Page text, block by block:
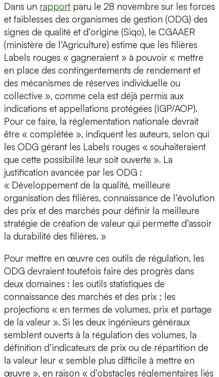
Dans un rapport paru le 28 novembre sur les forces
et faiblesses des organismes de gestion (ODG) des
signes de qualité et d’origine (Siqo), le CGAAER
(ministère de l’Agriculture) estime que les filières
Labels rouges « gagneraient » à pouvoir « mettre
en place des contingentements de rendement et
des mécanismes de réserves individuelle ou
collective », comme cela est déjà permis aux
indications et appellations protégées (IGP/AOP).
Pour ce faire, la réglementation nationale devrait
être « complétée », indiquent les auteurs, selon qui
les ODG gérant les Labels rouges « souhaiteraient
que cette possibilité leur soit ouverte ». La
justification avancée par les ODG :
« Développement de la qualité, meilleure
organisation des filières, connaissance de l’évolution
des prix et des marchés pour définir la meilleure
stratégie de création de valeur qui permette d’assoir
la durabilité des filières. »
Pour mettre en œuvre ces outils de régulation, les
ODG devraient toutefois faire des progrès dans
deux domaines : les outils statistiques de
connaissance des marchés et des prix ; les
projections « en termes de volumes, prix et partage
de la valeur ». Si les deux ingénieurs généraux
semblent ouverts à la régulation des volumes, la
définition d’indicateurs de prix ou de répartition de
la valeur leur « semble plus difficile à mettre en
œuvre », en raison « d’obstacles réglementaires liés